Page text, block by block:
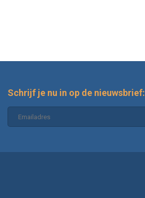
Schrijf je nu in op de nieuwsbrief: